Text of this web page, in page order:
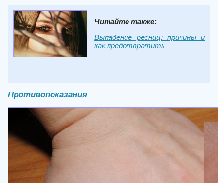
Читайте также:
Выпадение ресниц: причины и
как предотвратить
Противопоказания